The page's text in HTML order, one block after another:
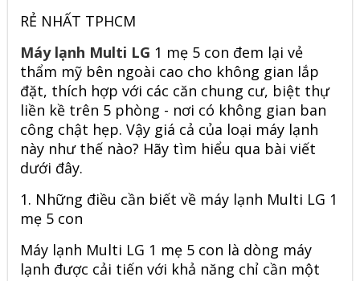
RẺ NHẤT TPHCM
Máy lạnh Multi LG 1 mẹ 5 con đem lại vẻ
thẩm mỹ bên ngoài cao cho không gian lắp
đặt, thích hợp với các căn chung cư, biệt thự
liền kề trên 5 phòng - nơi có không gian ban
công chật hẹp. Vậy giá cả của loại máy lạnh
này như thế nào? Hãy tìm hiểu qua bài viết
dưới đây.
1. Những điều cần biết về máy lạnh Multi LG 1
mẹ 5 con
Máy lạnh Multi LG 1 mẹ 5 con là dòng máy
lạnh được cải tiến với khả năng chỉ cần một